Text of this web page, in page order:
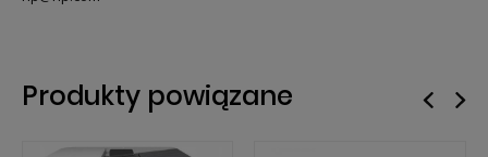
Produkty powiązane